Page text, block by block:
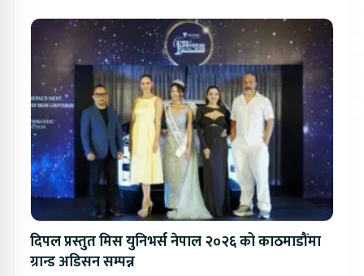
दिपल प्रस्तुत मिस युनिभर्स नेपाल २०२६ को काठमाडौंमा
ग्रान्ड अडिसन सम्पन्न